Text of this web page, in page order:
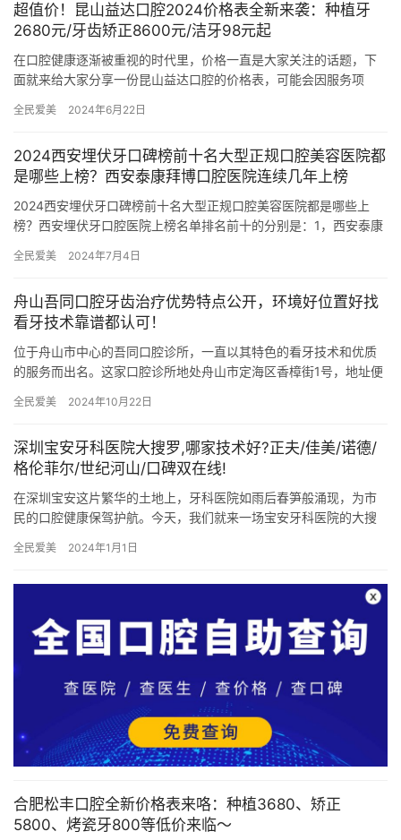
超值价！昆山益达口腔2024价格表全新来袭：种植牙
2680元/牙齿矫正8600元/洁牙98元起
在口腔健康逐渐被重视的时代里，价格一直是大家关注的话题，下
面就来给大家分享一份昆山益达口腔的价格表，可能会因服务项
开发布的…
全民爱美 2024年6月22日
2024西安埋伏牙口碑榜前十名大型正规口腔美容医院都
是哪些上榜？西安泰康拜博口腔医院连续几年上榜
2024西安埋伏牙口碑榜前十名大型正规口腔美容医院都是哪些上
榜？西安埋伏牙口腔医院上榜名单排名前十的分别是：1，西安泰康
口…
全民爱美 2024年7月4日
舟山吾同口腔牙齿治疗优势特点公开，环境好位置好找
看牙技术靠谱都认可！
位于舟山市中心的吾同口腔诊所，一直以其特色的看牙技术和优质
的服务而出名。这家口腔诊所地处舟山市定海区香樟街1号，地址便
一支…
全民爱美 2024年10月22日
深圳宝安牙科医院大搜罗,哪家技术好?正夫/佳美/诺德/
格伦菲尔/世纪河山/口碑双在线!
在深圳宝安这片繁华的土地上，牙科医院如雨后春笋般涌现，为市
民的口腔健康保驾护航。今天，我们就来一场宝安牙科医院的大搜
格伦菲…
全民爱美 2024年1月1日
合肥松丰口腔全新价格表来咯：种植3680、矫正
5800、烤瓷牙800等低价来临～